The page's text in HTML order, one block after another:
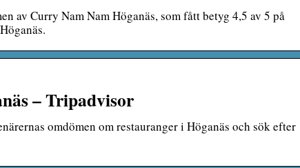
av Curry Nam Nam Höganäs, som fått betyg 4,5 av 5 på
– Tripadvisor
omdömen om restauranger i Höganäs och sök efter